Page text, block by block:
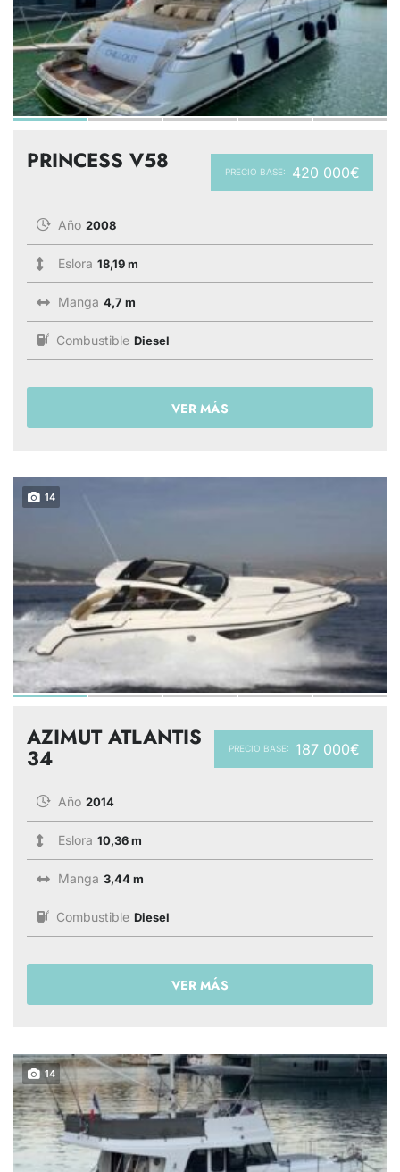
PRECIO BASE: 420 000€
PRINCESS V58
Año 2008
Eslora 18,19 m
Manga 4,7 m
Combustible Diesel
VER MÁS
14
PRECIO BASE: 187 000€
AZIMUT ATLANTIS
34
Año 2014
Eslora 10,36 m
Manga 3,44 m
Combustible Diesel
VER MÁS
14